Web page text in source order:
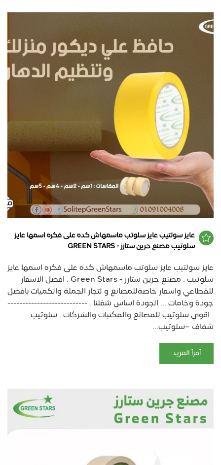
عايز سولتيب عايز سلوتب ماسمهاش كده على فكره اسمها عايز
سلوتيب مصنع جرين ستارز - GREEN STARS
عايز سولتيب عايز سلوتب ماسمهاش كده على فكره اسمها عايز
سلوتيب . مصنع جرين ستارز - Green Stars . افضل الاسعار
للقطاعي واسعار خاصةللمصانع و لتجار الجملة والكميات بافضل
جودة وخامات ... الجودة اساس شغلنا . ---------------------------
. اقوي سلوتيب للمصانع والمكتبات والشركات . سلوتيب
شفاف –سلوتيب...
أقرأ المزيد